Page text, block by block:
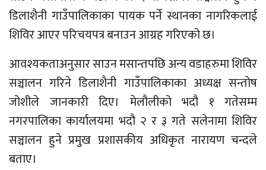
डिलाशैनी गाउँपालिकाका पायक पर्ने स्थानका नागरिकलाई
शिविर आएर परिचयपत्र बनाउन आग्रह गरिएको छ।
आवश्यकताअनुसार साउन मसान्तपछि अन्य वडाहरुमा शिविर
सञ्चालन गरिने डिलाशैनी गाउँपालिकाका अध्यक्ष सन्तोष
जोशीले जानकारी दिए। मेलौलीको भदौ १ गतेसम्म
नगरपालिका कार्यालयमा भदौ २ र ३ गते सलेनामा शिविर
सञ्चालन हुने प्रमुख प्रशासकीय अधिकृत नारायण चन्दले
बताए।